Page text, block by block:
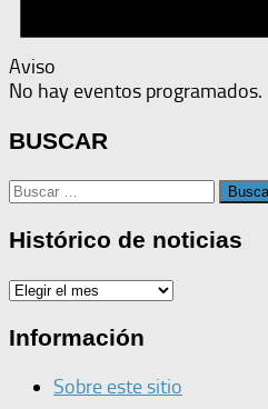
Aviso
No hay eventos programados.
BUSCAR
Buscar:
Histórico de noticias
Histórico
noticias
Información
Sobre este sitio